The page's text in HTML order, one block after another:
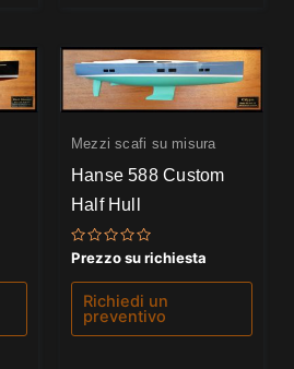
Mezzi scafi su misura
Hanse 588 Custom
Half Hull
Valutato
0
su
Prezzo su richiesta
Richiedi un
preventivo